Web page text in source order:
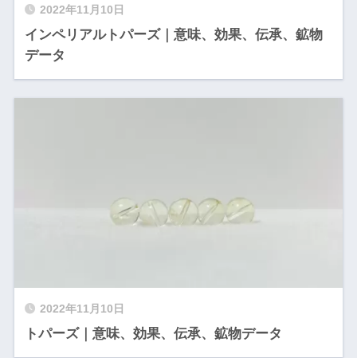
2022年11月10日
インペリアルトパーズ｜意味、効果、伝承、鉱物
データ
2022年11月10日
トパーズ｜意味、効果、伝承、鉱物データ